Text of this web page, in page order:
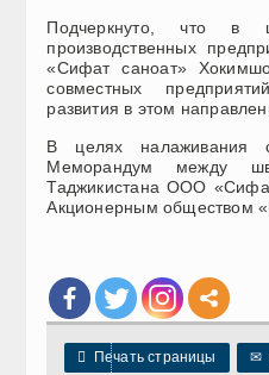
Подчеркнуто, что в
производственных
«Сифат саноат»
совместных
развития в этом
В целях налаживания
Меморандум между
Таджикистана ООО
Акционерным обществом
 Печать страницы ✉